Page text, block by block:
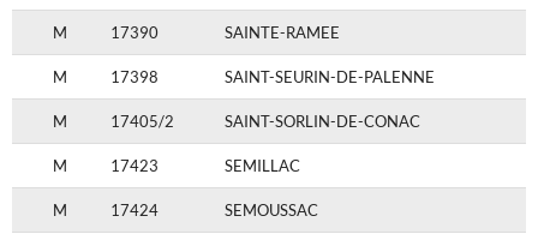
M 17390 SAINTE-RAMEE
M 17398 SAINT-SEURIN-DE-PALENNE
M 17405/2 SAINT-SORLIN-DE-CONAC
M 17423 SEMILLAC
M 17424 SEMOUSSAC